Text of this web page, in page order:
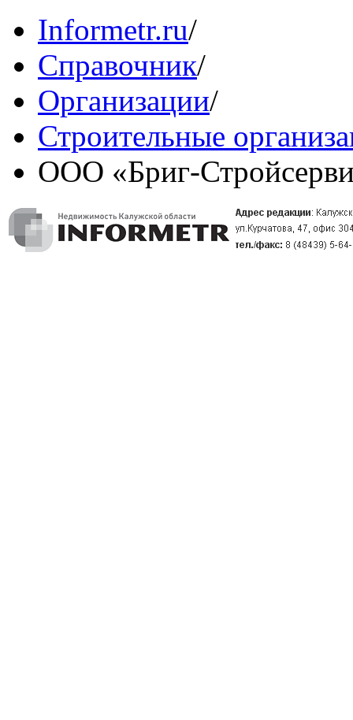
Informetr.ru/
Справочник/
Организации/
Строительные
ООО «Бриг-